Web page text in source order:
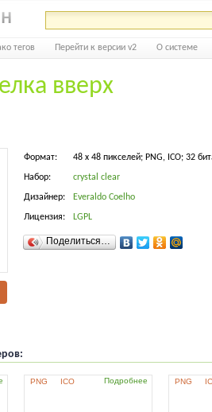
тегов Перейти к версии v2 О системе
вверх
Формат: 48 x 48 пикселей; PNG, ICO; 32
Набор: crystal clear
Дизайнер: Everaldo Coelho
Лицензия: LGPL
Поделиться…
PNG ICO Подробнее PNG